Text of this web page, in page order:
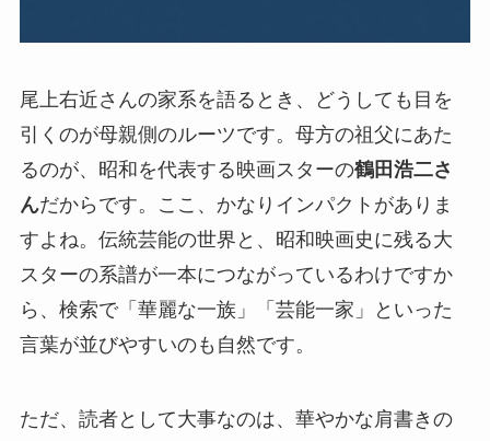
尾上右近さんの家系を語るとき、どうしても目を
引くのが母親側のルーツです。母方の祖父にあた
るのが、昭和を代表する映画スターの鶴田浩二さ
んだからです。ここ、かなりインパクトがありま
すよね。伝統芸能の世界と、昭和映画史に残る大
スターの系譜が一本につながっているわけですか
ら、検索で「華麗な一族」「芸能一家」といった
言葉が並びやすいのも自然です。
ただ、読者として大事なのは、華やかな肩書きの